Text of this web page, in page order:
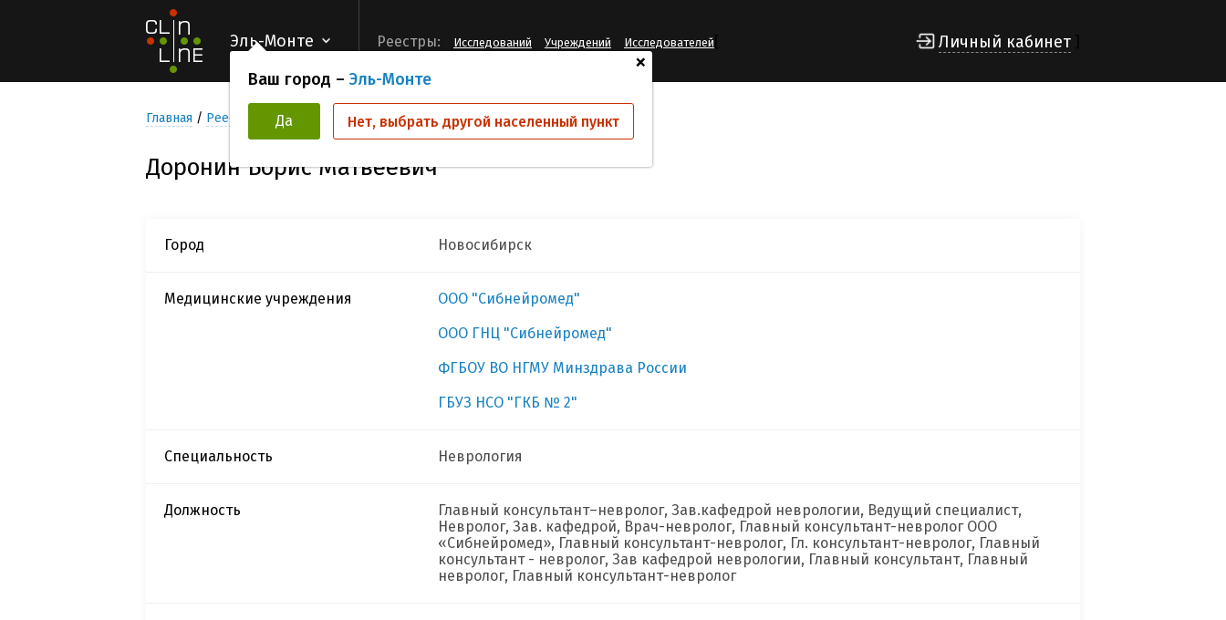
Эль-Монте
+
Ваш город – Эль-Монте
Да Нет, выбрать другой населенный пункт
Реестры: Исследований Учреждений Исследователей Личный кабинет
Главная Реестр Исследователей Доронин Борис Матвеевич
Доронин Борис Матвеевич
Город Новосибирск
Медицинские учреждения
ООО "Сибнейромед"
ООО ГНЦ "Сибнейромед"
ФГБОУ ВО НГМУ Минздрава России
ГБУЗ НСО "ГКБ № 2"
Специальность Неврология
Должность
Главный консультант–невролог, Зав.кафедрой неврологии, Ведущий специалист,
Невролог, Зав. кафедрой, Врач-невролог, Главный консультант-невролог ООО
«Сибнейромед», Главный консультант-невролог, Гл. консультант-невролог, Главный
консультант - невролог, Зав кафедрой неврологии, Главный консультант, Главный
невролог, Главный консультант-невролог